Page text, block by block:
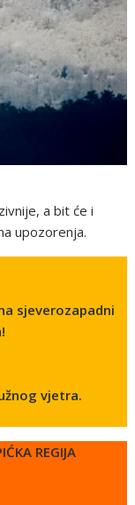
a bit će i
upozorenja.
sjeverozapadni
vjetra.
REGIJA